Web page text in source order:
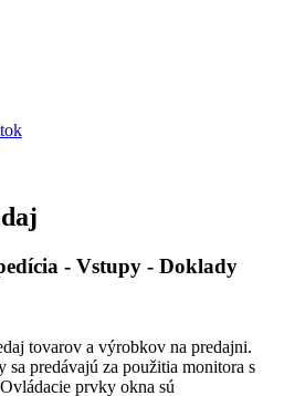
- Vstupy - Doklady
tovarov a výrobkov na predajni.
predávajú za použitia monitora s
prvky okna sú